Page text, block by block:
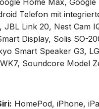
Telefon mit
JBL Link 20, Nest Cam
Display, Solis SO-
Smart Speaker G3,
Soundcore Model
HomePod, iPhone,